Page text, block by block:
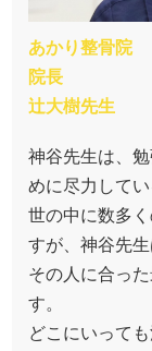
あかり整骨院
院長
辻大樹先生
神谷先生は、
めに尽力してい
世の中に数多
すが、神谷先生
その人に合っ
す。
どこにいって